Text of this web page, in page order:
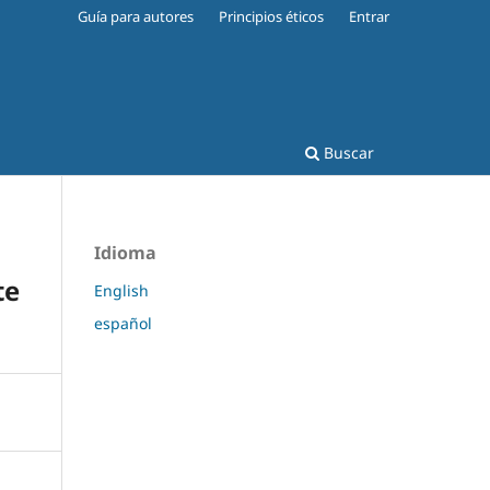
Buscar
Guía para autores Principios éticos Entrar
Idioma
English
español